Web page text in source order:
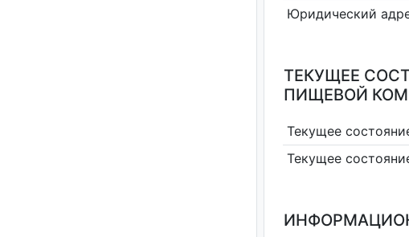
Юридический
ТЕКУЩЕЕ
ПИЩЕВОЙ
Текущее
Текущее